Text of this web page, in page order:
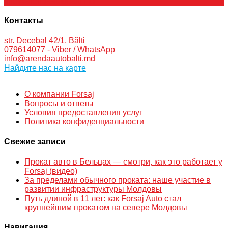
Контакты
str. Decebal 42/1, Bălti
079614077 - Viber / WhatsApp
info@arendaautobalti.md
Найдите нас на карте
О компании Forsaj
Вопросы и ответы
Условия предоставления услуг
Политика конфиденциальности
Свежие записи
Прокат авто в Бельцах — смотри, как это работает у
Forsaj (видео)
За пределами обычного проката: наше участие в
развитии инфраструктуры Молдовы
Путь длиной в 11 лет: как Forsaj Auto стал
крупнейшим прокатом на севере Молдовы